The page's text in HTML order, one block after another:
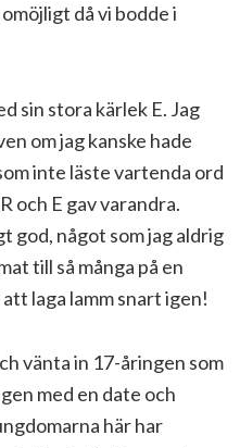
då vi bodde i
sin stora kärlek E. Jag
om jag kanske hade
inte läste vartenda ord
och E gav varandra.
god, något som jag aldrig
till så många på en
laga lamm snart igen!
vänta in 17-åringen som
med en date och
här har